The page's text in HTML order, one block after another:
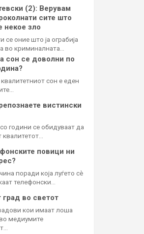
(2): Верувам
сите што
некое зло
се оние што ја ограбија
во криминалната…
сон се доволни по
сон е еден
вистински
години се обидуваат да
повици ни
поради која луѓето сè
телефонски…
град во светот
кои имаат лоша
медиумите